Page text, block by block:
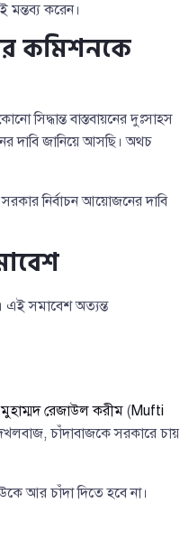
মন্তব্য করেন।
কমিশনকে
সিদ্ধান্ত বাস্তবায়নের দুঃসাহস
দাবি জানিয়ে আসছি। অথচ
নির্বাচন আয়োজনের দাবি
সমাবেশ অত্যন্ত
রেজাউল করীম(Mufti
চাঁদাবাজকে সরকারে চায়
আর চাঁদা দিতে হবে না।